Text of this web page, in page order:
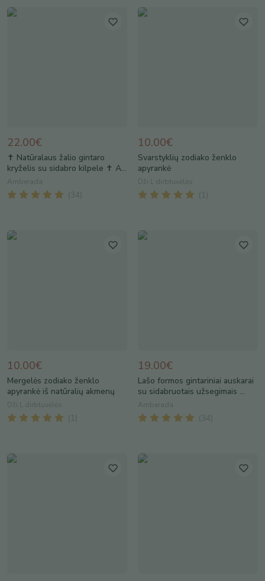
22.00€
✝️ Natūralaus žalio gintaro
kryželis su sidabro kilpele ✝️ A...
Amberada
( 34
10.00€
Svarstyklių zodiako ženklo
apyrankė
Dži.L dirbtuvėlės
( 1
10.00€
Mergelės zodiako ženklo
apyrankė iš natūralių akmenų
Dži.L dirbtuvėlės
( 1
19.00€
Lašo formos gintariniai auskarai
su sidabruotais užsegimais ...
Amberada
( 34